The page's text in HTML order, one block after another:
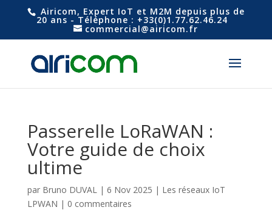
Airicom, Expert IoT et M2M depuis plus de
20 ans - Téléphone : +33(0)1.77.62.46.24
commercial@airicom.fr
Passerelle LoRaWAN :
Votre guide de choix
ultime
par Bruno DUVAL| 6 Nov 2025 | Les réseaux IoT
LPWAN | 0 commentaires